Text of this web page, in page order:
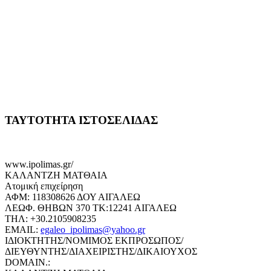
ΤΑΥΤΟΤΗΤΑ ΙΣΤΟΣΕΛΙΔΑΣ
www.ipolimas.gr/
ΚΑΛΑΝΤΖΗ ΜΑΤΘΑΙΑ
Ατομική επιχείρηση
ΑΦΜ: 118308626 ΔΟΥ ΑΙΓΑΛΕΩ
ΛΕΩΦ. ΘΗΒΩΝ 370 ΤΚ:12241 ΑΙΓΑΛΕΩ
ΤΗΛ: +30.2105908235
EMAIL: egaleo_ipolimas@yahoo.gr
ΙΔΙΟΚΤΗΤΗΣ/ΝΟΜΙΜΟΣ ΕΚΠΡΟΣΩΠΟΣ/
ΔΙΕΥΘΥΝΤΗΣ/ΔΙΑΧΕΙΡΙΣΤΗΣ/ΔΙΚΑΙΟΥΧΟΣ
DOMAIN.: